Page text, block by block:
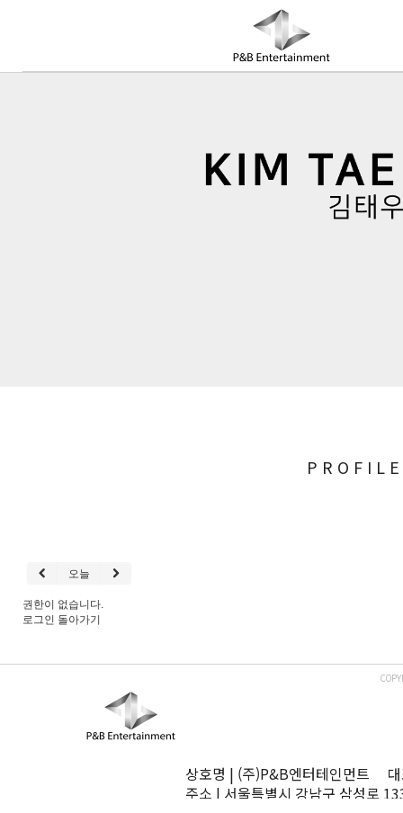
COMPANY
PROFILE
오늘
권한이 없습니다.
로그인 돌아가기
상호명 | (주)P&B엔터테인먼트
주소 | 서울특별시 강남구 삼성로